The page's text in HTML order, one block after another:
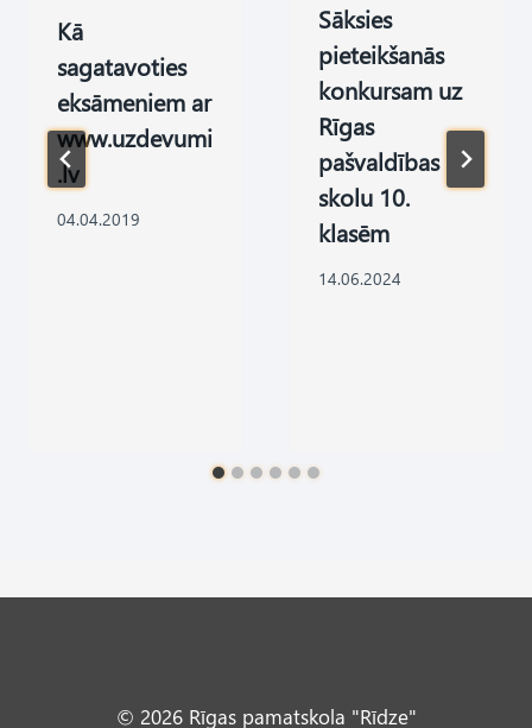
Kā
sagatavoties
eksāmeniem ar
www.uzdevumi
.lv
04.04.2019
Sāksies
pieteikšanās
konkursam uz
Rīgas
pašvaldības
skolu 10.
klasēm
14.06.2024
© 2026 Rīgas pamatskola "Rīdze"